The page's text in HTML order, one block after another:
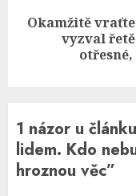
Next
Okamžitě
vyzval
1 názor u
lidem. Kdo
hroznou věc”